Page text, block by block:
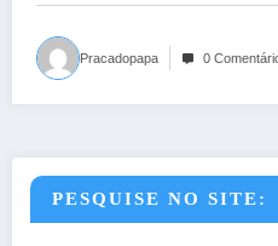
Pracadopapa 0
PESQUISE NO SITE: